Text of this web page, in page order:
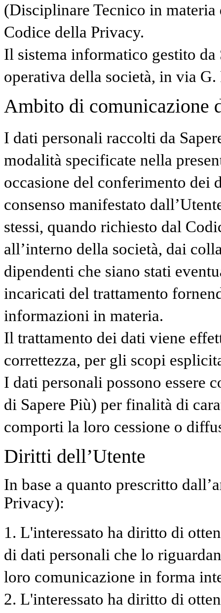
(Disciplinare Tecnico in
Codice della Privacy.
Il sistema informatico gestito da
operativa della società, in via
Ambito di comunicazione
I dati personali raccolti da
modalità specificate nella
occasione del conferimento dei
consenso manifestato
stessi, quando richiesto dal
all’interno della società, dai
dipendenti che siano stati
incaricati del trattamento
informazioni in materia.
Il trattamento dei dati viene
correttezza, per gli scopi
I dati personali possono essere
di Sapere Più) per finalità di
comporti la loro cessione o
Diritti dell’Utente
In base a quanto prescritto
Privacy):
1. L'interessato ha diritto di
di dati personali che lo
loro comunicazione in forma
2. L'interessato ha diritto di